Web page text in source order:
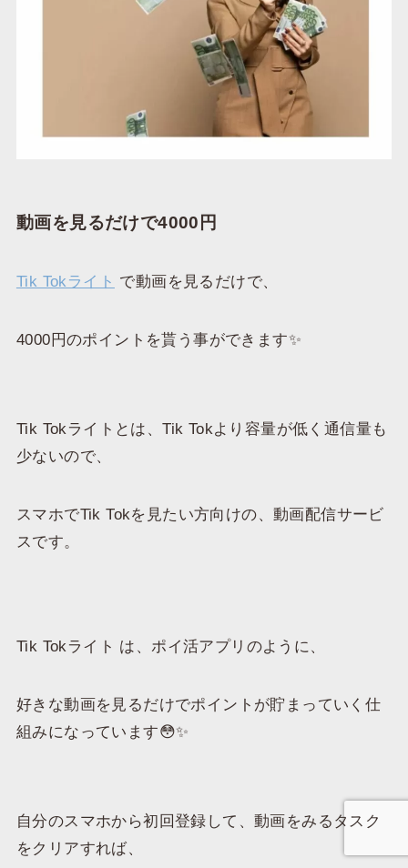
動画を見るだけで4000円
Tik Tokライト で動画を見るだけで、
4000円のポイントを貰う事ができます✨
Tik Tokライトとは、Tik Tokより容量が低く通信量も
少ないので、
スマホでTik Tokを見たい方向けの、動画配信サービ
スです。
Tik Tokライト は、ポイ活アプリのように、
好きな動画を見るだけでポイントが貯まっていく仕
組みになっています😳✨
自分のスマホから初回登録して、動画をみるタスク
をクリアすれば、